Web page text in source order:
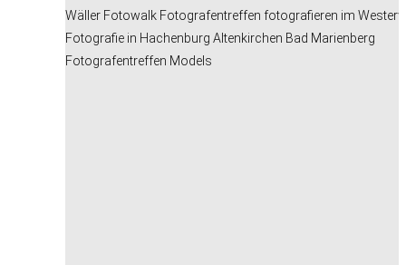
Wäller Fotowalk Fotografentreffen fotografieren im
Fotografie in Hachenburg Altenkirchen Bad Marienberg
Fotografentreffen Models